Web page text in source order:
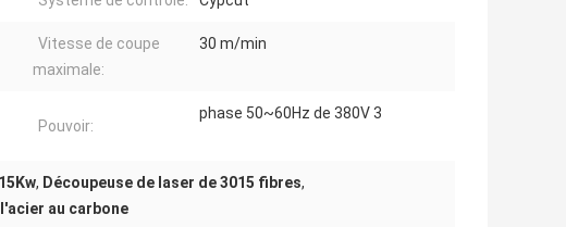
Vitesse de coupe
maximale:
30 m/min
Pouvoir:
phase 50~60Hz de 380V 3
, Découpeuse de laser de 3015 fibres,
au carbone